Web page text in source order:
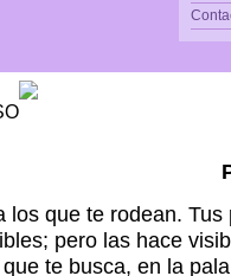
los que te rodean.
pero las hace
te busca, en la